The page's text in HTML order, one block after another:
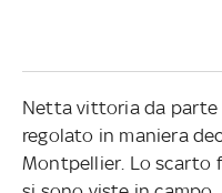
Netta vittoria da parte
regolato in maniera
Montpellier. Lo scarto